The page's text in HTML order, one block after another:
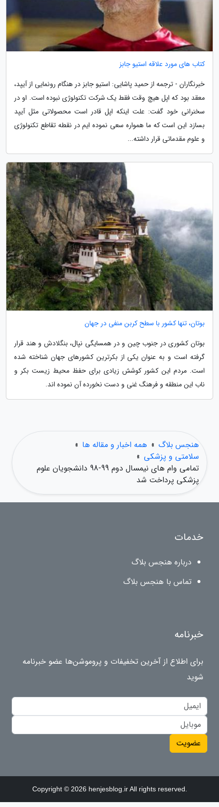
کتاب های مورد علاقه استیو جابز
خبرنگاران - ترجمه از حمید پاشایی: استیو جابز در هنگام رونمایی از آیپد،
معقد بود که اپل هیچ وقت فقط یک شرکت تکنولوژی نبوده است. او در
سخنرانی خود گفت: علت اینکه اپل قادر است محصولاتی مثل آیپد
بسازد این است که ما همواره سعی نموده ایم در نقطه تقاطع تکنولوژی
و علوم مقدماتی قرار داشته...
بوتان، تنها کشور با سطح کربن منفی در جهان
بوتان کشوری در جنوب چین و در همسایگی نپال، بنگلادش و هند قرار
گرفته است و به عنوان یکی از بکرترین کشورهای جهان شناخته شده
است. مردم این کشور کوشش زیادی برای حفظ محیط زیست بکر و
ناب این منطقه و فرهنگ غنی و دست نخورده آن نموده اند.
هنجس بلاگ » همه اخبار و مقاله ها »
سلامتی و پزشکی »
تمامی وام های نیمسال دوم 99-98 دانشجویان علوم
پزشکی پرداخت شد
خدمات
درباره هنجس بلاگ
تماس با هنجس بلاگ
خبرنامه
برای اطلاع از آخرین تخفیفات و پروموشن‌ها عضو خبرنامه
شوید
عضویت
Copyright © 2026 henjesblog.ir All rights reserved.